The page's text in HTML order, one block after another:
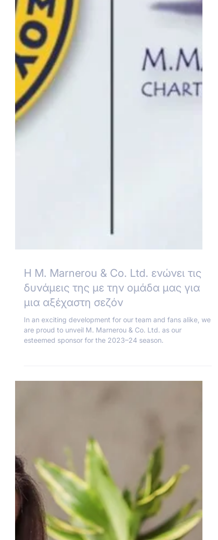
Η M. Marnerou & Co. Ltd. ενώνει τις
δυνάμεις της με την ομάδα μας για
μια αξέχαστη σεζόν
In an exciting development for our team and fans alike, we